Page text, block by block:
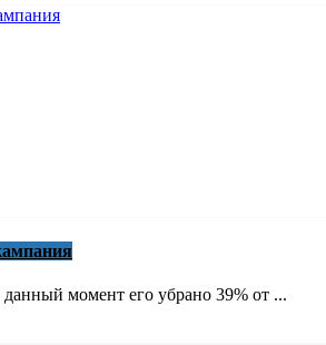
момент его убрано 39% от ...